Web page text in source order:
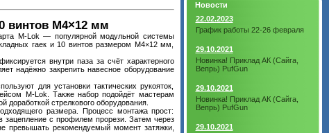
винтов М4×12 мм
M-Lok — популярной модульной системы
гаек и 10 винтов размером М4×12 мм,
внутри паза за счёт характерного
надёжно закрепить навесное оборудование
для установки тактических рукояток,
M-Lok. Также набор подойдёт мастерам
доработкой стрелкового оборудования.
размера. Процесс монтажа прост:
с профилем прорези. Затем через
превышать рекомендуемый момент затяжки,
Новости
22.02.2023
График работы 22-26 февраля
29.10.2021
Новинка! Приклад АК (Сайга,
Вепрь) PufGun
29.10.2021
Новинка! Приклад АК (Сайга,
Вепрь) PufGun
29.10.2021